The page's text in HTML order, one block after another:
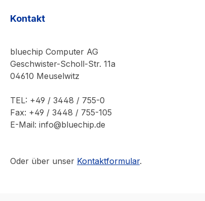
Kontakt
bluechip Computer AG
Geschwister-Scholl-Str. 11a
04610 Meuselwitz
TEL: +49 / 3448 / 755-0
Fax: +49 / 3448 / 755-105
E-Mail: info@bluechip.de
Oder über unser Kontaktformular.